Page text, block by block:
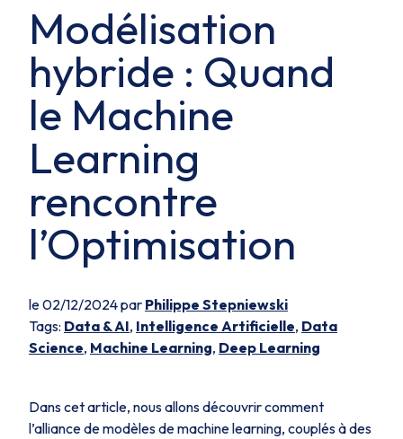
Modélisation
hybride : Quand
le Machine
Learning
rencontre
l’Optimisation
le 02/12/2024 par Philippe Stepniewski
Tags: Data & AI, Intelligence Artificielle, Data
Science, Machine Learning, Deep Learning
Dans cet article, nous allons découvrir comment
l’alliance de modèles de machine learning, couplés à des